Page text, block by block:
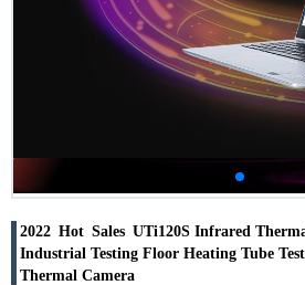
2022 Hot Sales UTi120S Infrared
Industrial Testing Floor Heating Tube
Thermal Camera